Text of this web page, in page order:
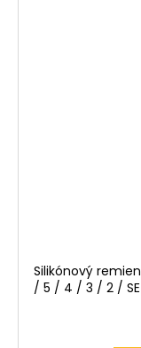
Silikónový
/ 5 / 4 / 3 / 2 /